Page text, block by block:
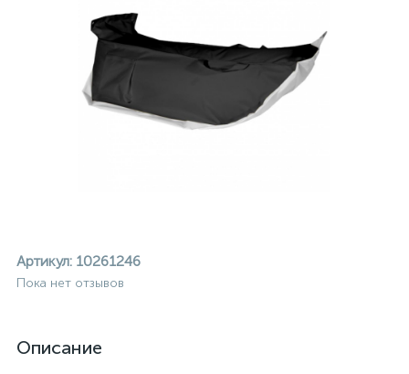
Артикул: 10261246
Пока нет отзывов
Описание